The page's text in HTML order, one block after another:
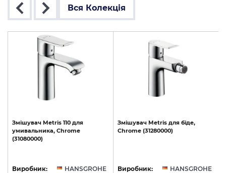
Вся Колекція
Змішувач Metris 110 для
умивальника, Chrome
(31080000)
Виробник: HANSGROHE
Змішувач Metris для біде,
Chrome (31280000)
Виробник: HANSGROHE